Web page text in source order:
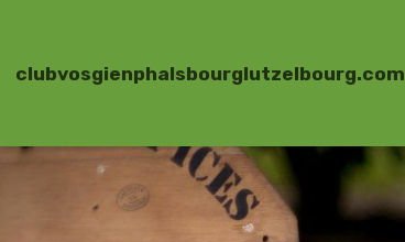
clubvosgienphalsbourglutzelbourg.com